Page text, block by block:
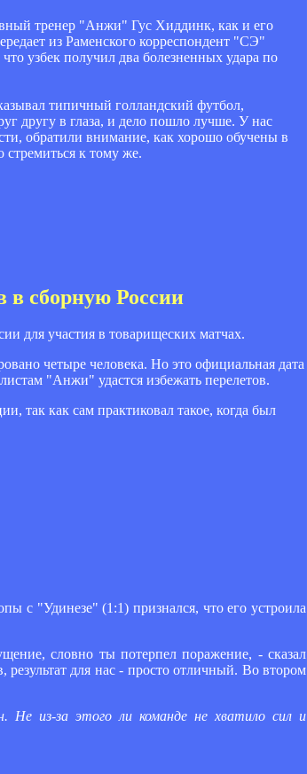
тренер "Анжи" Гус Хиддинк, как и его
из Раменского корреспондент "СЭ"
узбек получил два болезненных удара по
типичный голландский футбол,
другу в глаза, и дело пошло лучше. У нас
обратили внимание, как хорошо обучены в
к тому же.
в сборную России
для участия в товарищеских матчах.
четыре человека. Но это официальная дата
"Анжи" удастся избежать перелетов.
так как сам практиковал такое, когда был
с "Удинезе" (1:1) признался, что его устроила
словно ты потерпел поражение, - сказал
для нас - просто отличный. Во втором
Не из-за этого ли команде не хватило сил и